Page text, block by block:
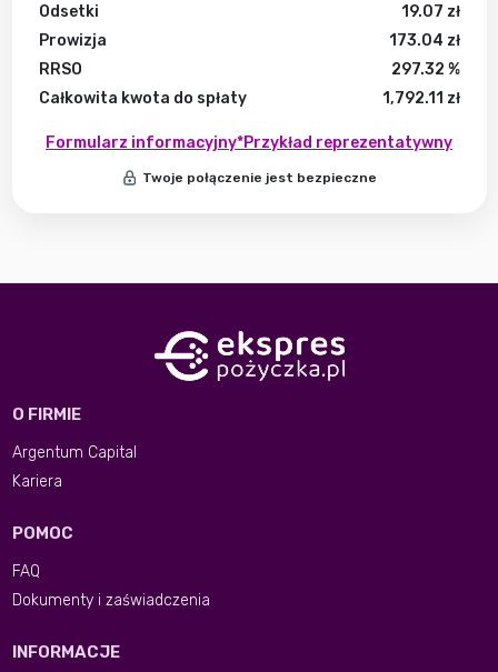
Odsetki
19.07 zł
Prowizja
173.04 zł
RRSO
297.32 %
Całkowita kwota do spłaty
1,792.11 zł
Formularz informacyjny*Przykład reprezentatywny
Twoje połączenie jest bezpieczne
O FIRMIE
Argentum Capital
Kariera
POMOC
FAQ
Dokumenty i zaświadczenia
INFORMACJE